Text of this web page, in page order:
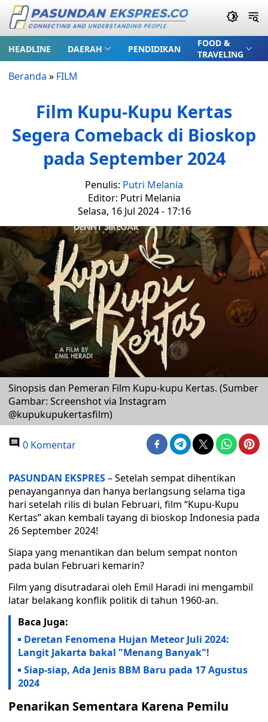
HEADLINE DAERAH PENDIDIKAN
FOOD &
TRAVELING
Beranda » FILM
Film Kupu-Kupu Kertas
Segera Comeback di Bioskop
pada September 2024
Penulis: Putri Melania
Editor: Putri Melania
Selasa, 16 Jul 2024 - 17:16
Sinopsis dan Pemeran Film Kupu-kupu Kertas. (Sumber
Gambar: Screenshot via Instagram
@kupukupukertasfilm)
0 Komentar
PASUNDAN EKSPRES– Setelah sempat dihentikan
penayangannya dan hanya berlangsung selama tiga
hari setelah rilis di bulan Februari, film “Kupu-Kupu
Kertas” akan kembali tayang di bioskop Indonesia pada
26 September 2024!
Siapa yang menantikan dan belum sempat nonton
pada bulan Februari kemarin?
Film yang disutradarai oleh Emil Haradi ini mengambil
latar belakang konflik politik di tahun 1960-an.
Baca Juga:
Deretan Fenomena Hujan Meteor Juli 2024:
Langit Jakarta bakal "Menang Banyak"!
Siap-siap, Ada Jenis BBM Baru pada 17 Agustus
2024
Penarikan Sementara Karena Pemilu